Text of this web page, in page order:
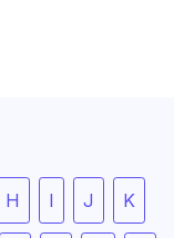
H I J K